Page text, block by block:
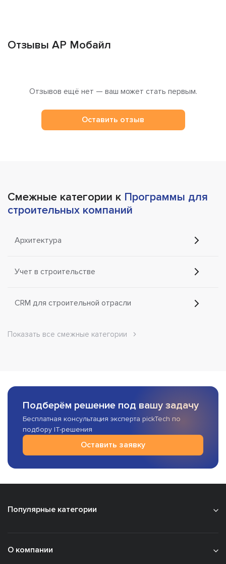
Отзывы АР Мобайл
Отзывов ещё нет — ваш может стать первым.
Оставить отзыв
Смежные категории к Программы для
строительных компаний
Архитектура
Учет в строительстве
CRM для строительной отрасли
Показать все смежные категории
Подберём решение под вашу задачу
Бесплатная консультация эксперта pickTech по
подбору IT-решения
Оставить заявку
Популярные категории
О компании